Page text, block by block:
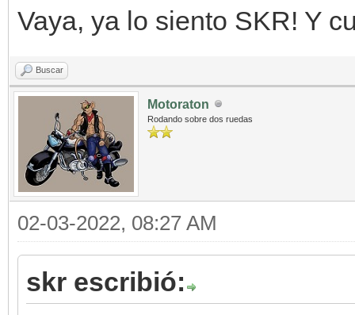
Vaya, ya lo siento SKR! Y
Buscar
Motoraton
Rodando sobre dos ruedas
02-03-2022, 08:27 AM
skr escribió: